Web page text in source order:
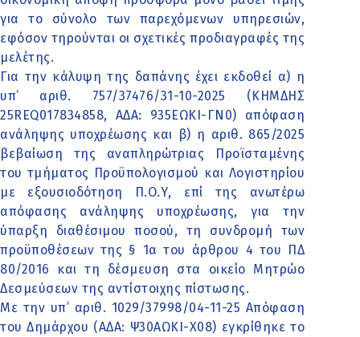
για το σύνολο των παρεχόμενων υπηρεσιών,
εφόσον τηρούνται οι σχετικές προδιαγραφές της
μελέτης.
Για την κάλυψη της δαπάνης έχει εκδοθεί α) η
υπ’ αριθ. 757/37476/31-10-2025 (ΚΗΜΔΗΣ
25REQ017834858, ΑΔΑ: 935ΕΩΚΙ-ΓΝ0) απόφαση
ανάληψης υποχρέωσης και β) η αριθ. 865/2025
βεβαίωση της αναπληρώτριας Προϊσταμένης
του τμήματος Προϋπολογισμού και Λογιστηρίου
με εξουσιοδότηση Π.Ο.Υ, επί της ανωτέρω
απόφασης ανάληψης υποχρέωσης, για την
ύπαρξη διαθέσιμου ποσού, τη συνδρομή των
προϋποθέσεων της § 1α του άρθρου 4 του ΠΔ
80/2016 και τη δέσμευση στα οικείο Μητρώο
Δεσμεύσεων της αντίστοιχης πίστωσης.
Με την υπ’ αριθ. 1029/37998/04-11-25 Απόφαση
του Δημάρχου (ΑΔΑ: Ψ30ΑΩΚΙ-Χ08) εγκρίθηκε το